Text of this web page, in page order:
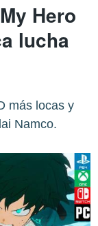
Hero
lucha
más locas y
Namco.